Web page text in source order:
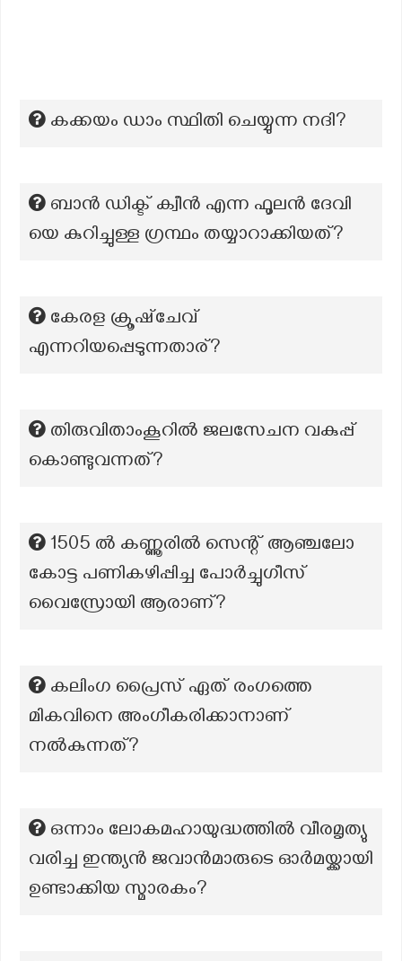
കക്കയം ഡാം സ്ഥിതി ചെയ്യുന്ന നദി?
ബാൻ ഡിക്ട് ക്വീൻ എന്ന ഫൂലൻ ദേവി
യെ കുറിച്ചുള്ള ഗ്രന്ഥം തയ്യാറാക്കിയത്?
കേരള ക്രൂഷ്ചേവ്
എന്നറിയപ്പെടുന്നതാര്?
തിരുവിതാംകൂറിൽ ജലസേചന വകുപ്പ്
കൊണ്ടുവന്നത്?
1505 ൽ കണ്ണൂരിൽ സെന്റ് ആഞ്ചലോ
കോട്ട പണികഴിപ്പിച്ച പോർച്ചുഗീസ്
വൈസ്രോയി ആരാണ്?
കലിംഗ പ്രൈസ് ഏത് രംഗത്തെ
മികവിനെ അംഗീകരിക്കാനാണ്
നൽകുന്നത്?
ഒന്നാം ലോകമഹായുദ്ധത്തിൽ വീരമൃത്യു
വരിച്ച ഇന്ത്യൻ ജവാൻമാരുടെ ഓർമയ്ക്കായി
ഉണ്ടാക്കിയ സ്മാരകം?